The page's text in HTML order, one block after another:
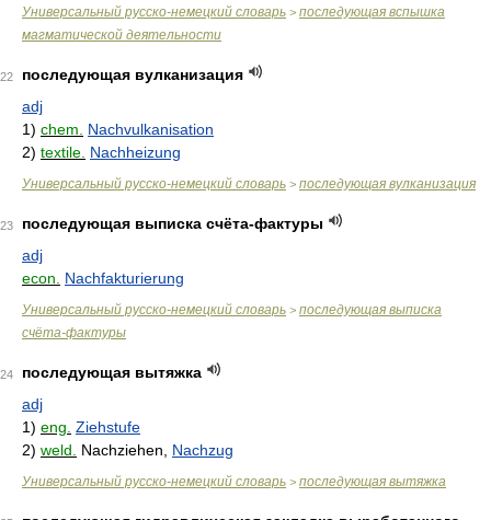
Универсальный русско-немецкий словарь > последующая вспышка
магматической деятельности
22
последующая вулканизация
adj
1) chem.
Nachvulkanisation
2) textile. Nachheizung
Универсальный русско-немецкий словарь > последующая вулканизация
23
последующая выписка счёта-фактуры
adj
econ.
Nachfakturierung
Универсальный русско-немецкий словарь > последующая выписка
счёта-фактуры
24
последующая вытяжка
adj
1) eng. Ziehstufe
2) weld. Nachziehen, Nachzug
Универсальный русско-немецкий словарь > последующая вытяжка